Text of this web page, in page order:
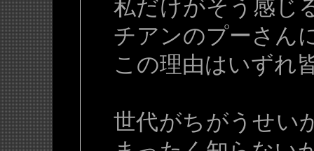
私だけがそう感
チアンのプーさ
この理由はいずれ
世代がちがうせい